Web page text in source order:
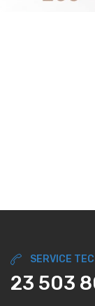
SERVICE
23 503